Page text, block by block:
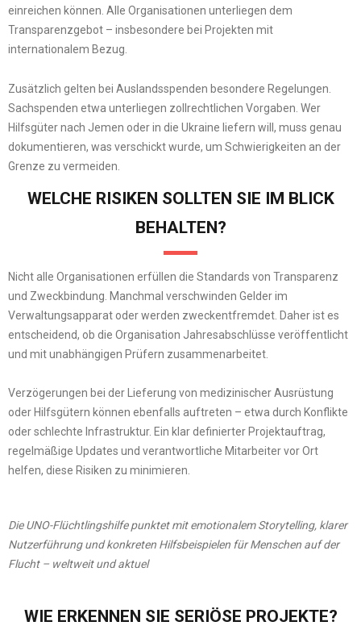
einreichen können. Alle Organisationen unterliegen dem
Transparenzgebot – insbesondere bei Projekten mit
internationalem Bezug.
Zusätzlich gelten bei Auslandsspenden besondere Regelungen.
Sachspenden etwa unterliegen zollrechtlichen Vorgaben. Wer
Hilfsgüter nach Jemen oder in die Ukraine liefern will, muss genau
dokumentieren, was verschickt wurde, um Schwierigkeiten an der
Grenze zu vermeiden.
WELCHE RISIKEN SOLLTEN SIE IM BLICK
BEHALTEN?
Nicht alle Organisationen erfüllen die Standards von Transparenz
und Zweckbindung. Manchmal verschwinden Gelder im
Verwaltungsapparat oder werden zweckentfremdet. Daher ist es
entscheidend, ob die Organisation Jahresabschlüsse veröffentlicht
und mit unabhängigen Prüfern zusammenarbeitet.
Verzögerungen bei der Lieferung von medizinischer Ausrüstung
oder Hilfsgütern können ebenfalls auftreten – etwa durch Konflikte
oder schlechte Infrastruktur. Ein klar definierter Projektauftrag,
regelmäßige Updates und verantwortliche Mitarbeiter vor Ort
helfen, diese Risiken zu minimieren.
Die UNO-Flüchtlingshilfe punktet mit emotionalem Storytelling, klarer
Nutzerführung und konkreten Hilfsbeispielen für Menschen auf der
Flucht – weltweit und aktuel
WIE ERKENNEN SIE SERIÖSE PROJEKTE?